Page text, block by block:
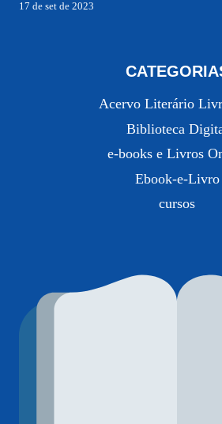
17 de set de 2023
Acervo Literário
Biblioteca
e-books e Livros
Ebook-e-Livro
cursos